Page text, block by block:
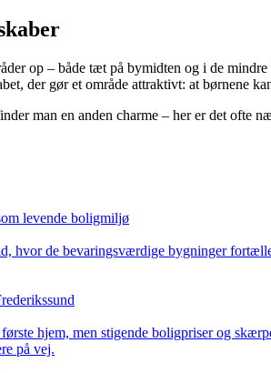
op – både tæt på bymidten og i de
der gør et område attraktivt: at børnene
man en anden charme – her er det
levende boligmiljø
hvor de bevaringsværdige bygninger
hjem, men stigende boligpriser og
på vej.